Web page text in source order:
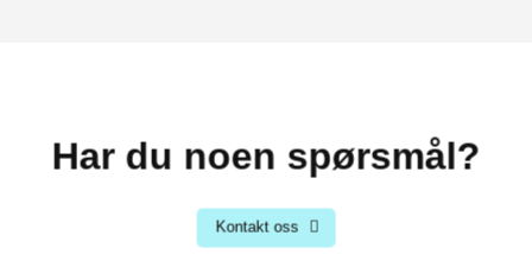
Har du noen spørsmål?
Kontakt oss